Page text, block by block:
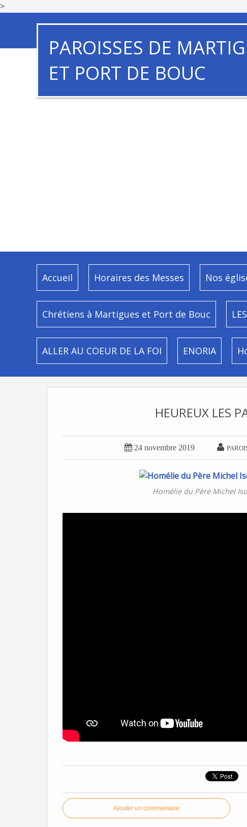
>
PAROISSES DE
ET PORT DE BOUC
Accueil Horaires des Messes Nos
Chrétiens à Martigues et Port de Bouc
ALLER AU COEUR DE LA FOI ENORIA
HEUREUX LES
 24 novembre 2019 
Homélie du Père Michel
Ajouter un commentaire